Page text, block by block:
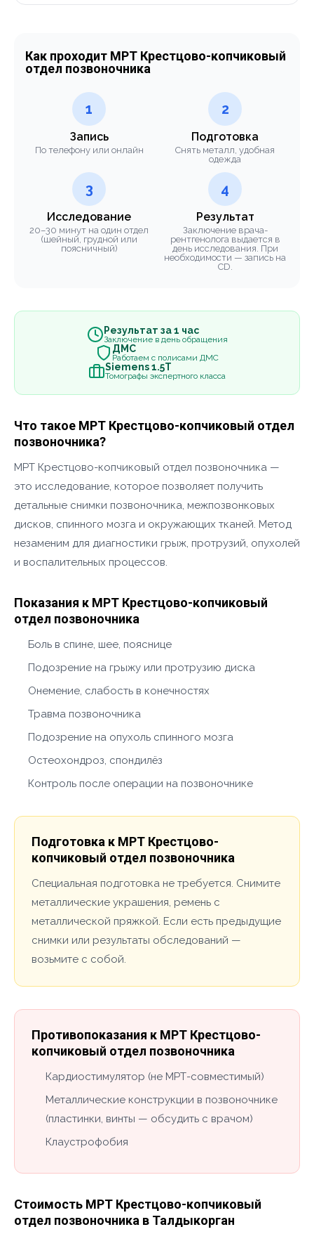
Как проходит МРТ Крестцово-копчиковый
отдел позвоночника
1
Запись
По телефону или онлайн
2
Подготовка
Снять металл, удобная
одежда
3
Исследование
20–30 минут на один отдел
(шейный, грудной или
поясничный)
4
Результат
Заключение врача-
рентгенолога выдается в
день исследования. При
необходимости — запись на
CD.
Результат за 1 час
Заключение в день обращения
ДМС
Работаем с полисами ДМС
Siemens 1.5Т
Томографы экспертного класса
Что такое МРТ Крестцово-копчиковый отдел
позвоночника?
МРТ Крестцово-копчиковый отдел позвоночника —
это исследование, которое позволяет получить
детальные снимки позвоночника, межпозвонковых
дисков, спинного мозга и окружающих тканей. Метод
незаменим для диагностики грыж, протрузий, опухолей
и воспалительных процессов.
Показания к МРТ Крестцово-копчиковый
отдел позвоночника
Боль в спине, шее, пояснице
Подозрение на грыжу или протрузию диска
Онемение, слабость в конечностях
Травма позвоночника
Подозрение на опухоль спинного мозга
Остеохондроз, спондилёз
Контроль после операции на позвоночнике
Подготовка к МРТ Крестцово-
копчиковый отдел позвоночника
Специальная подготовка не требуется. Снимите
металлические украшения, ремень с
металлической пряжкой. Если есть предыдущие
снимки или результаты обследований —
возьмите с собой.
Противопоказания к МРТ Крестцово-
копчиковый отдел позвоночника
Кардиостимулятор (не МРТ-совместимый)
Металлические конструкции в позвоночнике
(пластинки, винты — обсудить с врачом)
Клаустрофобия
Стоимость МРТ Крестцово-копчиковый
отдел позвоночника в Талдыкорган